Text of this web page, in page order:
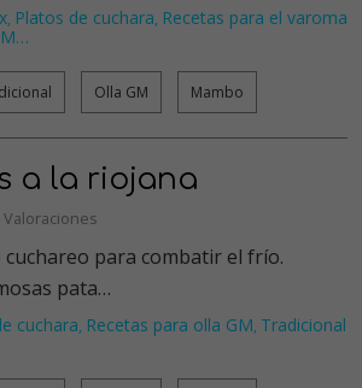
, Platos de cuchara, Recetas para el varoma
…
Olla GM Mambo
a la riojana
Valoraciones
para combatir el frío.
pata…
cuchara, Recetas para olla GM, Tradicional